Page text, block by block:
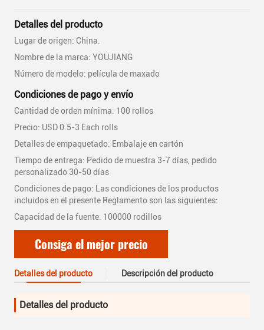
Detalles del producto
Lugar de origen: China.
Nombre de la marca: YOUJIANG
Número de modelo: película de maxado
Condiciones de pago y envío
Cantidad de orden mínima: 100 rollos
Precio: USD 0.5-3 Each rolls
Detalles de empaquetado: Embalaje en cartón
Tiempo de entrega: Pedido de muestra 3-7 días, pedido
personalizado 30-50 días
Condiciones de pago: Las condiciones de los productos
incluidos en el presente Reglamento son las siguientes:
Capacidad de la fuente: 100000 rodillos
Consiga el mejor precio
Detalles del producto Descripción del producto
Detalles del producto